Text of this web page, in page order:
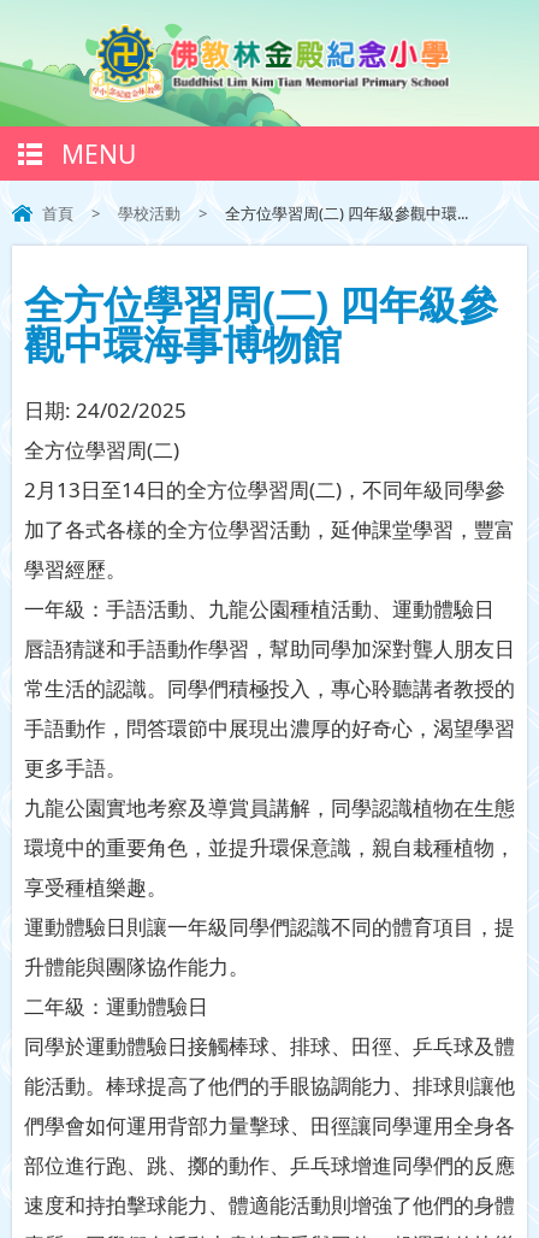
MENU
首頁 > 學校活動 > 全方位學習周(二) 四年級參觀中環...
全方位學習周(二) 四年級參
觀中環海事博物館
日期: 24/02/2025
全方位學習周(二)
2月13日至14日的全方位學習周(二)，不同年級同學參
加了各式各樣的全方位學習活動，延伸課堂學習，豐富
學習經歷。
一年級：手語活動、九龍公園種植活動、運動體驗日
唇語猜謎和手語動作學習，幫助同學加深對聾人朋友日
常生活的認識。同學們積極投入，專心聆聽講者教授的
手語動作，問答環節中展現出濃厚的好奇心，渴望學習
更多手語。
九龍公園實地考察及導賞員講解，同學認識植物在生態
環境中的重要角色，並提升環保意識，親自栽種植物，
享受種植樂趣。
運動體驗日則讓一年級同學們認識不同的體育項目，提
升體能與團隊協作能力。
二年級：運動體驗日
同學於運動體驗日接觸棒球、排球、田徑、乒乓球及體
能活動。棒球提高了他們的手眼協調能力、排球則讓他
們學會如何運用背部力量擊球、田徑讓同學運用全身各
部位進行跑、跳、擲的動作、乒乓球增進同學們的反應
速度和持拍擊球能力、體適能活動則增強了他們的身體